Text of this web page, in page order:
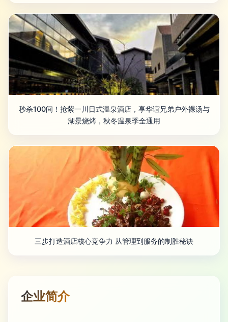
秒杀100间！抢紫一川日式温泉酒店，享华谊兄弟户外裸汤与
湖景烧烤，秋冬温泉季全通用
三步打造酒店核心竞争力 从管理到服务的制胜秘诀
企业简介